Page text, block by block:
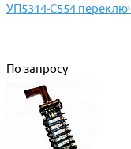
УП5314-С554
По запросу